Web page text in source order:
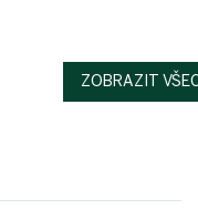
ZOBRAZIT
a